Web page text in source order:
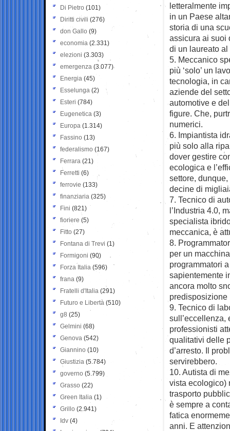
letteralmente
in un Paese
storia di una
assicura ai suoi
di un laureato
5. Meccanico
più ‘solo’ un
tecnologia, in
aziende del
automotive e
figure. Che,
numerici.
6. Impiantista
più solo alla
dover gestire
ecologica e
settore,
decine di
7. Tecnico di
l’Industria 4.0,
specialista
meccanica, è
8.
per un
programmatori
sapientemente
ancora molto
predisposizione
9. Tecnico di
sull’eccellenza,
professionisti
qualitativi delle
d’arresto. Il
servirebbero.
10. Autista di
vista ecologico)
trasporto
è sempre a
fatica
anni. E
Di Pietro (101)
Diritti civili (276)
don Gallo (9)
economia (2.331)
elezioni (3.303)
emergenza (3.077)
Energia (45)
Esselunga (2)
Esteri (784)
Eugenetica (3)
Europa (1.314)
Fassino (13)
federalismo (167)
Ferrara (21)
Ferretti (6)
ferrovie (133)
finanziaria (325)
Fini (821)
fioriere (5)
Fitto (27)
Fontana di Trevi (1)
Formigoni (90)
Forza Italia (596)
frana (9)
Fratelli d'Italia (291)
Futuro e Libertà (510)
g8 (25)
Gelmini (68)
Genova (542)
Giannino (10)
Giustizia (5.784)
governo (5.799)
Grasso (22)
Green Italia (1)
Grillo (2.941)
Idv (4)